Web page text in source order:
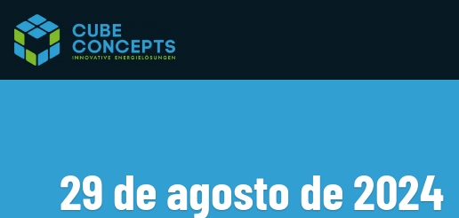
29 de agosto de 2024